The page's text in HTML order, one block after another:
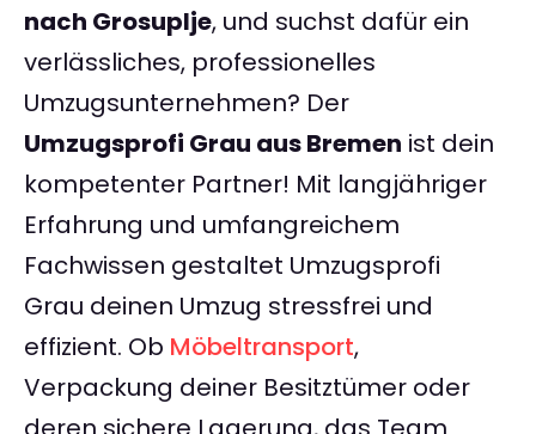
nach Grosuplje, und suchst dafür ein
verlässliches, professionelles
Umzugsunternehmen? Der
Umzugsprofi Grau aus Bremen ist dein
kompetenter Partner! Mit langjähriger
Erfahrung und umfangreichem
Fachwissen gestaltet Umzugsprofi
Grau deinen Umzug stressfrei und
effizient. Ob Möbeltransport,
Verpackung deiner Besitztümer oder